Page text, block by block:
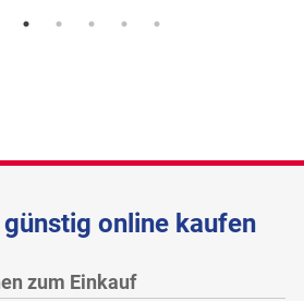
online kaufen
zum Einkauf